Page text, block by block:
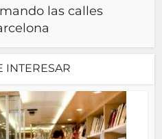
las calles
INTERESAR